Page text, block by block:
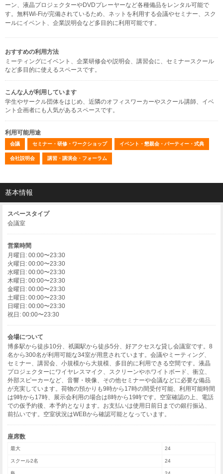
ーン、液晶プロジェクターやDVDプレーヤーなど各種備品をレンタル可能で
す。無料Wi-Fiが完備されているため、ネットを利用する会議やセミナー、スク
ールにイベント、企業説明会など多目的に利用可能です。
おすすめの利用方法
ミーティングにイベント、企業研修会や説明会、講習会に、セミナースクール
など多目的に使えるスペースです。
こんな人が利用しています
学生やサークル団体をはじめ、近隣のオフィスワーカーやスクール講師、イベ
ント企画者にも人気があるスペースです。
利用可能用途
会議 セミナー・研修・ワークショップ イベント・懇親会・パーティー・式典
会社説明会 講習・講演会・フォーラム
基本情報
スペースタイプ
会議室
営業時間
月曜日: 00:00〜23:30
火曜日: 00:00〜23:30
水曜日: 00:00〜23:30
木曜日: 00:00〜23:30
金曜日: 00:00〜23:30
土曜日: 00:00〜23:30
日曜日: 00:00〜23:30
祝日: 00:00〜23:30
会場について
博多駅から徒歩10分、祇園駅から徒歩5分、好アクセスな貸し会議室です。8
名から300名が利用可能な34室が用意されています。会議やミーティング、
セミナー、講習会、小規模から大規模、多目的に利用できる空間です。液晶
プロジェクターにワイヤレスマイク、スクリーンやホワイトボード、衝立、
外部スピーカーなど、音響・映像、その他セミナーや会議などに必要な備品
が充実しています。荷物の預かりも9時から17時の間受付可能、利用可能時間
は9時から17時、展示会利用の場合は8時から19時です。空室確認の上、電話
での仮予約後、本予約となります。お支払いは使用日前日までの銀行振込、
前払いです。空室状況はWEBから確認可能となっています。
座席数
最大 24
スクール2名 24